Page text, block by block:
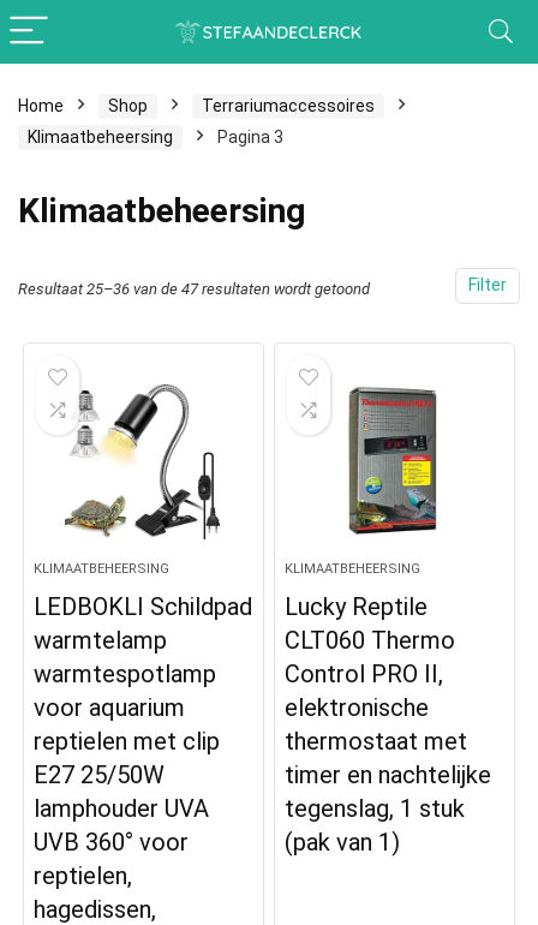
Home Shop
Terrariumaccessoires
Klimaatbeheersing
Pagina 3
Klimaatbeheersing
Filter
Resultaat 25–36 van de 47 resultaten wordt getoond
KLIMAATBEHEERSING
LEDBOKLI Schildpad
warmtelamp
warmtespotlamp
voor aquarium
reptielen met clip
E27 25/50W
lamphouder UVA
UVB 360° voor
reptielen,
hagedissen,
KLIMAATBEHEERSING
Lucky Reptile
CLT060 Thermo
Control PRO II,
elektronische
thermostaat met
timer en nachtelijke
tegenslag, 1 stuk
(pak van 1)